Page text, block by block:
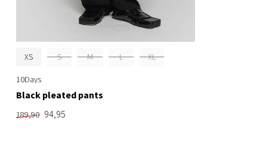
XS S M L XL
10Days
Black pleated pants
189,90 94,95